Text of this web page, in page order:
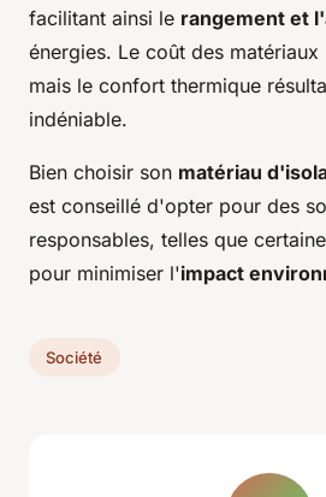
facilitant ainsi le rangement et
énergies. Le coût des
mais le confort thermique
indéniable.
Bien choisir son matériau
est conseillé d'opter pour des
responsables, telles que
pour minimiser l'impact
Société